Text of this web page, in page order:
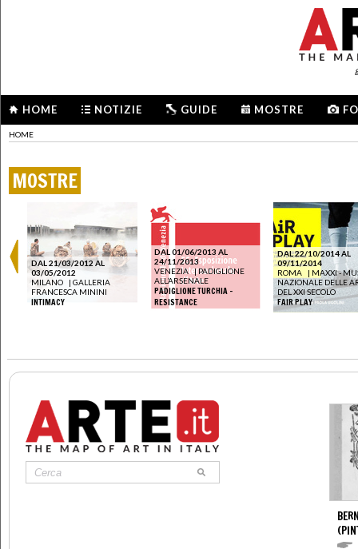
HOME NOTIZIE GUIDE MOSTRE
HOME
MOSTRE
DAL 21/03/2012 AL
03/05/2012
MILANO
| GALLERIA
FRANCESCA MININI
INTIMACY
DAL 01/06/2013 AL
24/11/2013
VENEZIA |PADIGLIONE
ALL’ARSENALE
PADIGLIONE TURCHIA -
RESISTANCE
DAL 22/10/2014 AL
09/11/2014
ROMA
| MAXXI -
NAZIONALE DELLE
DEL XXI SECOLO
FAIR PLAY